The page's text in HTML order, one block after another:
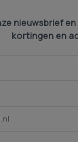
nieuwsbrief
kortingen en